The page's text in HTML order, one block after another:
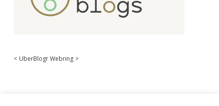
< UberBlogr Webring >